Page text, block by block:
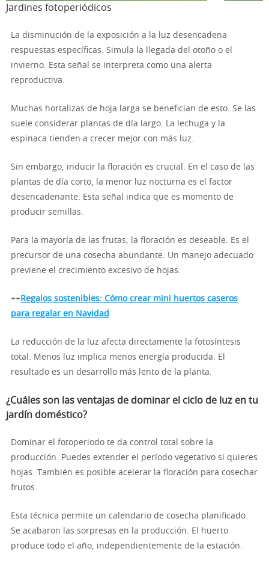
Jardines fotoperiódicos
La disminución de la exposición a la luz desencadena
respuestas específicas. Simula la llegada del otoño o el
invierno. Esta señal se interpreta como una alerta
reproductiva.
Muchas hortalizas de hoja larga se benefician de esto. Se las
suele considerar plantas de día largo. La lechuga y la
espinaca tienden a crecer mejor con más luz.
Sin embargo, inducir la floración es crucial. En el caso de las
plantas de día corto, la menor luz nocturna es el factor
desencadenante. Esta señal indica que es momento de
producir semillas.
Para la mayoría de las frutas, la floración es deseable. Es el
precursor de una cosecha abundante. Un manejo adecuado
previene el crecimiento excesivo de hojas.
++ Regalos sostenibles: Cómo crear mini huertos caseros
para regalar en Navidad
La reducción de la luz afecta directamente la fotosíntesis
total. Menos luz implica menos energía producida. El
resultado es un desarrollo más lento de la planta.
¿Cuáles son las ventajas de dominar el ciclo de luz en tu
jardín doméstico?
Dominar el fotoperiodo te da control total sobre la
producción. Puedes extender el período vegetativo si quieres
hojas. También es posible acelerar la floración para cosechar
frutos.
Esta técnica permite un calendario de cosecha planificado.
Se acabaron las sorpresas en la producción. El huerto
produce todo el año, independientemente de la estación.